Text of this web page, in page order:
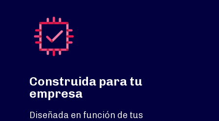
Construida para tu
empresa
Diseñada en función de tus